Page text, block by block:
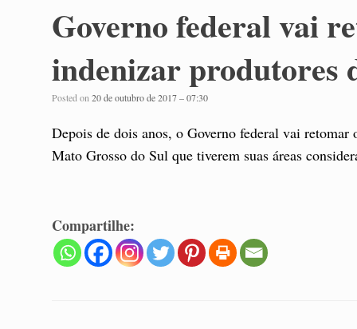
Governo federal vai
indenizar produtores
Posted on 20 de outubro de 2017 – 07:30
Depois de dois anos, o Governo federal vai
Mato Grosso do Sul que tiverem suas áreas
Compartilhe: